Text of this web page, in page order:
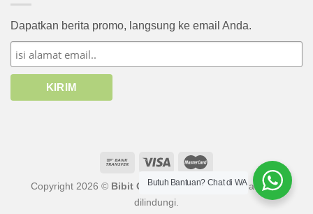
Dapatkan berita promo, langsung ke email Anda.
Copyright 2026 © Bibit Onlineatau afiliasinya. Hak cipta
dilindungi.
Butuh Bantuan? Chat di WA